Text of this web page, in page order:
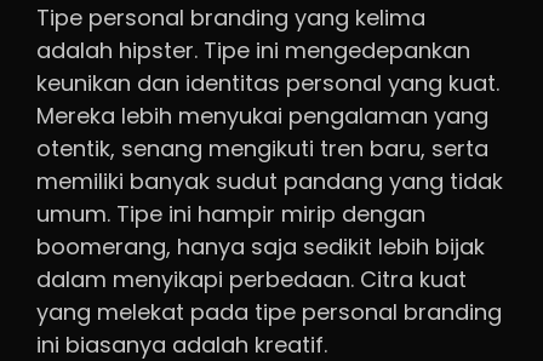
Tipe personal branding yang kelima
adalah hipster. Tipe ini mengedepankan
keunikan dan identitas personal yang kuat.
Mereka lebih menyukai pengalaman yang
otentik, senang mengikuti tren baru, serta
memiliki banyak sudut pandang yang tidak
umum. Tipe ini hampir mirip dengan
boomerang, hanya saja sedikit lebih bijak
dalam menyikapi perbedaan. Citra kuat
yang melekat pada tipe personal branding
ini biasanya adalah kreatif.